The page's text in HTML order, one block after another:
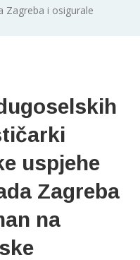
Zagreba i osigurale
uspjehe
Zagreba
na